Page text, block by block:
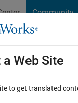
Community
Cody
Browse
飛びした
a Web Site
to get translated